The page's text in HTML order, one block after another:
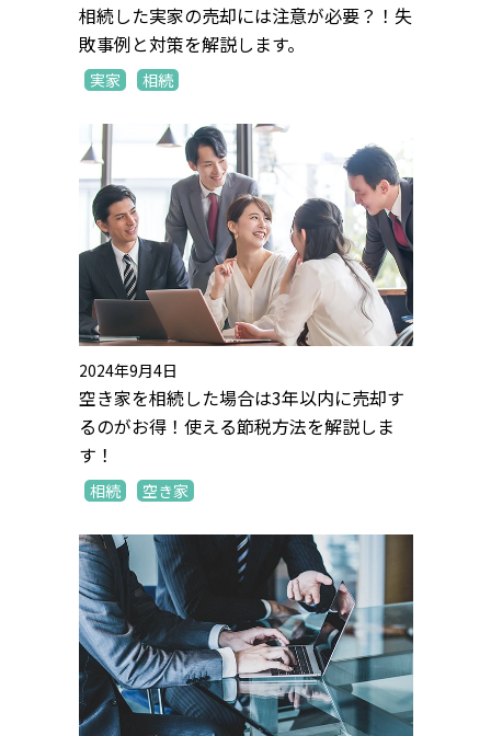
相続した実家の売却には注意が必要？！失
敗事例と対策を解説します。
実家 相続
2024年9月4日
空き家を相続した場合は3年以内に売却す
るのがお得！使える節税方法を解説しま
す！
相続 空き家